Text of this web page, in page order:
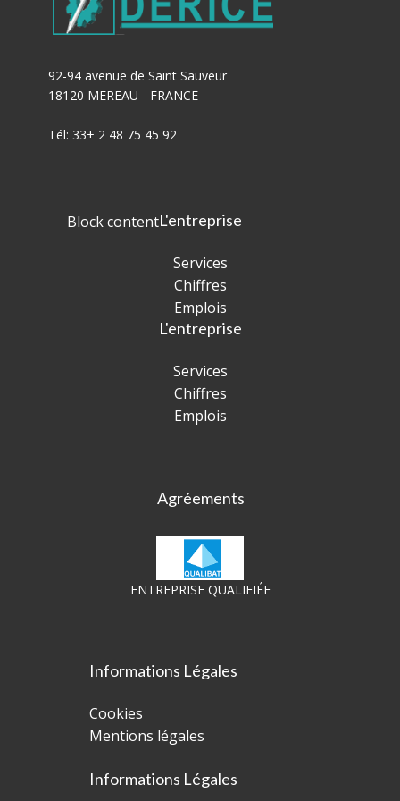
92-94 avenue de Saint Sauveur
18120 MEREAU - FRANCE
Tél: 33+ 2 48 75 45 92
Block contentL'entreprise
Services
Chiffres
Emplois
L'entreprise
Services
Chiffres
Emplois
Agréements
ENTREPRISE QUALIFIÉE
Informations Légales
Cookies
Mentions légales
Informations Légales